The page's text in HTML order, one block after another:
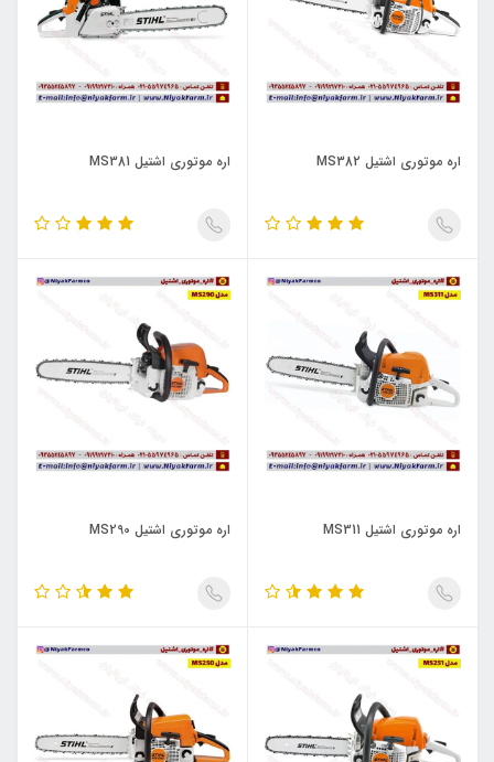
اره موتوری اشتیل MS382 اره موتوری اشتیل MS381
اره موتوری اشتیل MS311 اره موتوری اشتیل MS290